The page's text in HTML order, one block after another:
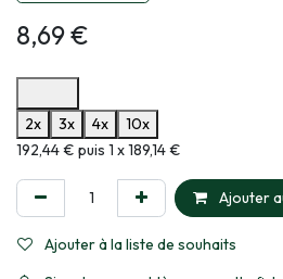
8,69€
2x
3x 4x
10x
Informations sur le plan de paiement
192,44 € puis 1 x 189,14 €
Ajouter
Ajouter à la liste de souhaits